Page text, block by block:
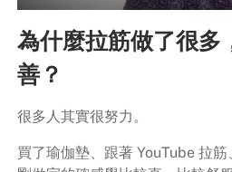
為什麼拉筋做了很多
善？
很多人其實很努力。
買了瑜伽墊、跟著 YouTube 拉筋